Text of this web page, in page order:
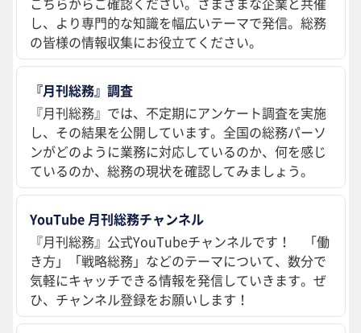
し、より専門的な知識を幅広いテーマで発信。総務
の皆様の情報収集にお役立てください。
『月刊総務』調査
『月刊総務』では、不定期にアンケート調査を実施
し、その結果を公開しています。全国の総務パーソ
ンがどのように業務に対応しているのか、何を感じ
ているのか、総務の現状を確認してみましょう。
YouTube 月刊総務チャンネル
『月刊総務』公式YouTubeチャンネルです！ 「働
き方」「戦略総務」などのテーマについて、数分で
気軽にキャッチできる情報を発信していきます。ぜ
ひ、チャンネル登録をお願いします！